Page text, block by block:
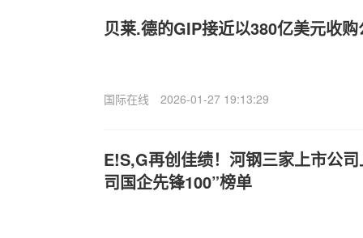
贝莱.德的GIP接近以380亿美元收
国际在线 2026-01-27 19:13:29
E!S,G再创佳绩！河钢三家上市公
司国企先锋100”榜单